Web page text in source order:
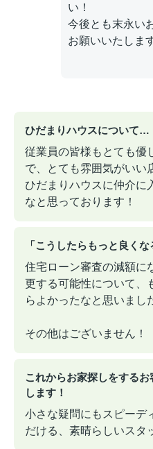
い！
今後とも末永い
お願いいたしま
ひだまりハウスについて…
従業員の皆様もとても優
で、とても雰囲気がいい
ひだまりハウスに仲介に
なと思っております！
「こうしたらもっと良く
住宅ローン審査の減額に
更する可能性について、
らよかったなと思いまし
その他はございません！
これからお家探しをする
します！
小さな疑問にもスピーデ
だける、素晴らしいスタ